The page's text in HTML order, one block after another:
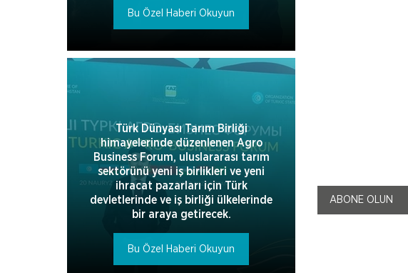
ABONE OLUN
Bu Özel Haberi Okuyun
Türk Dünyası Tarım Birliği
himayelerinde düzenlenen Agro
Business Forum, uluslararası tarım
sektörünü yeni iş birlikleri ve yeni
ihracat pazarları için Türk
devletlerinde ve iş birliği ülkelerinde
bir araya getirecek.
Bu Özel Haberi Okuyun